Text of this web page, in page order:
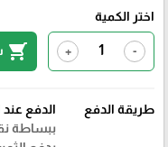
اختر الكمية
-
+
shopping_cart
طريقة الدفع
الدفع عند
ببساطة